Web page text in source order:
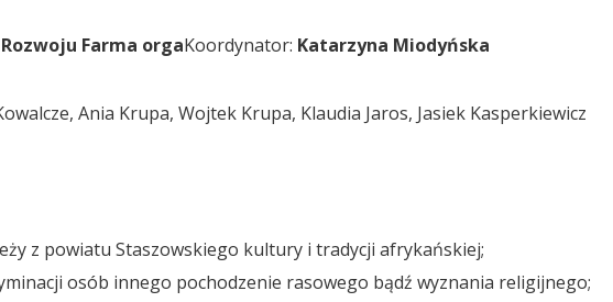
Farma orgaKoordynator: Katarzyna Miodyńska
Ania Krupa, Wojtek Krupa, Klaudia Jaros, Jasiek Kasperkiewicz
z powiatu Staszowskiego kultury i tradycji afrykańskiej;
osób innego pochodzenie rasowego bądź wyznania religijnego;